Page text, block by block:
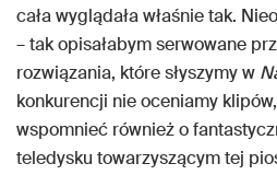
cała wyglądała właśnie tak.
– tak opisałabym serwowane
rozwiązania, które słyszymy w
konkurencji nie oceniamy
wspomnieć również o
teledysku towarzyszącym tej